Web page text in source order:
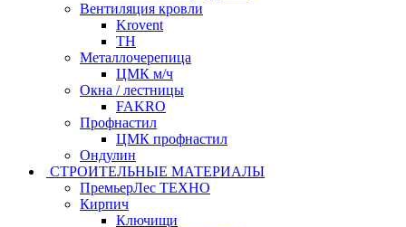
Вентиляция кровли
Krovent
ТН
Металлочерепица
ЦМК м/ч
Окна / лестницы
FAKRO
Профнастил
ЦМК профнастил
Ондулин
СТРОИТЕЛЬНЫЕ МАТЕРИАЛЫ
ПремьерЛес ТЕХНО
Кирпич
Ключищи